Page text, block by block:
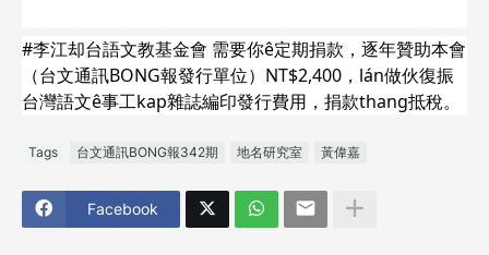
#李江却台語文教基金會 需要你ê定期捐款，逐年贊助本會
（台文通訊BONG報發行單位）NT$2,400，lán做伙復振
台灣語文ê事工kap雜誌編印發行費用，捐款thang抵稅。
Tags 台文通訊BONG報342期 地名研究室 黃偉嘉
Facebook